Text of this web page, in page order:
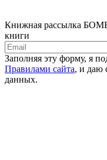
Книжная рассылка
книги
Заполняя эту форму, я
Правилами сайта, и даю
данных.